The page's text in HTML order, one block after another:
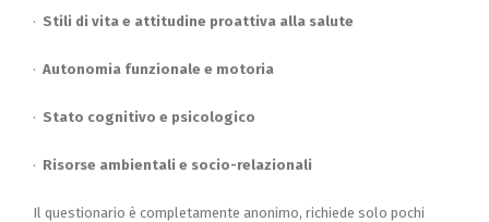
· Stili di vita e attitudine proattiva alla salute
· Autonomia funzionale e motoria
· Stato cognitivo e psicologico
· Risorse ambientali e socio-relazionali
Il questionario è completamente anonimo, richiede solo pochi